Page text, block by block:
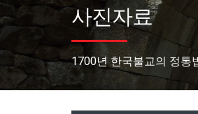
사진자료
1700년 한국불교의 정통